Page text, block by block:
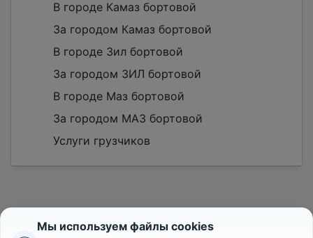
В городе Камаз бортовой
За городом Камаз бортовой
В городе Зил бортовой
За городом ЗИЛ бортовой
В городе Маз бортовой
За городом МАЗ бортовой
Услуги грузчиков
Мы используем файлы cookies